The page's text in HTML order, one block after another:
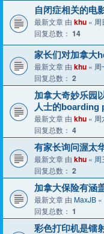
自闭症相关的电
最新文章 由 khu « 周
回复总数： 14
家长们对加拿大
最新文章 由 khu « 周
回复总数： 2
加拿大奇妙乐园
人士的boarding
最新文章 由 khu « 周
回复总数： 4
有家长询问渥太
最新文章 由 khu « 周
回复总数： 2
加拿大保险有涵
最新文章 由 MaxJB «
回复总数： 1
彩色打印机是镭